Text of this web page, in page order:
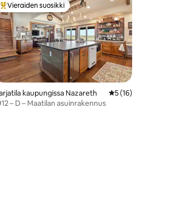
4,69/5, 434 arvostelua
Vieraiden suosikkien parhaimmistoa
Vieraiden suosikki
kaupungissa Nazareth Keskimääräinen
5 (16)
– D – Maatilan asuinrakennus